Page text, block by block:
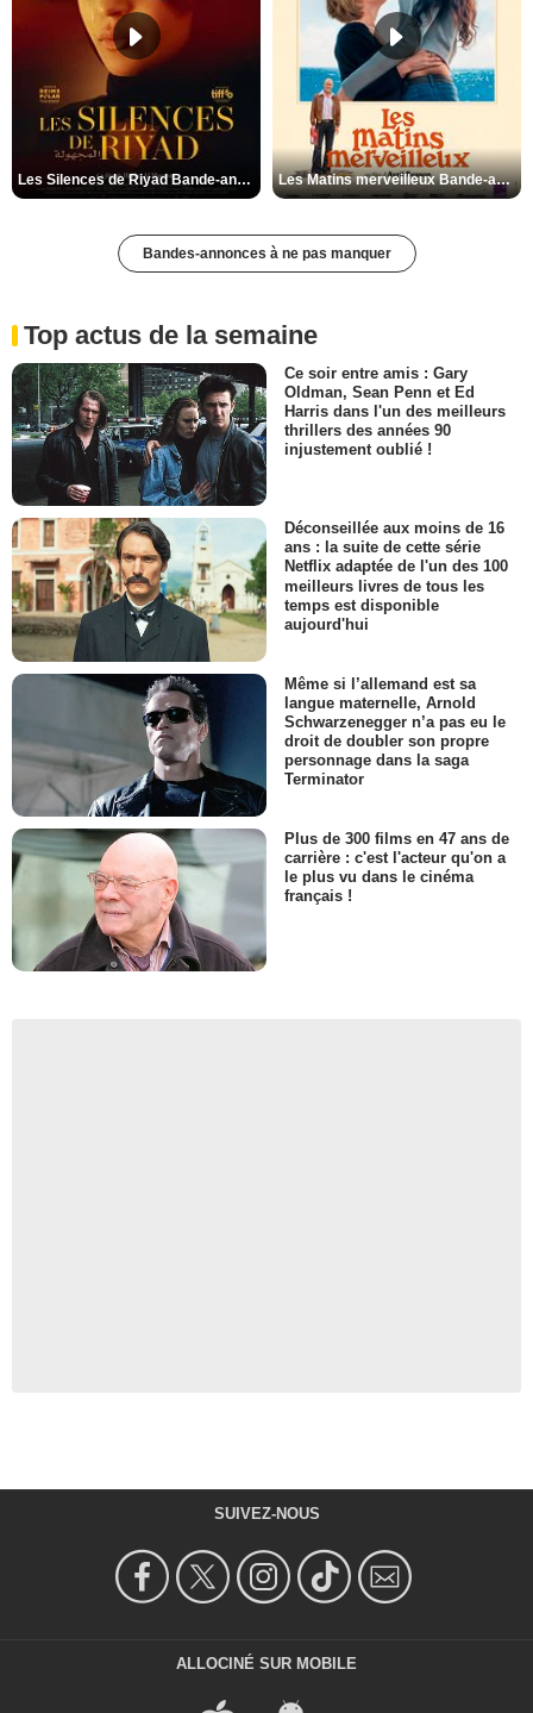
Les Silences de Riyad Bande-annonce VO STFR Les Matins merveilleux Bande-annonce VF
Bandes-annonces à ne pas manquer
Top actus de la semaine
Ce soir entre amis : Gary
Oldman, Sean Penn et Ed
Harris dans l'un des meilleurs
thrillers des années 90
injustement oublié !
Déconseillée aux moins de 16
ans : la suite de cette série
Netflix adaptée de l'un des 100
meilleurs livres de tous les
temps est disponible
aujourd'hui
Même si l’allemand est sa
langue maternelle, Arnold
Schwarzenegger n’a pas eu le
droit de doubler son propre
personnage dans la saga
Terminator
Plus de 300 films en 47 ans de
carrière : c'est l'acteur qu'on a
le plus vu dans le cinéma
français !
SUIVEZ-NOUS
ALLOCINÉ SUR MOBILE